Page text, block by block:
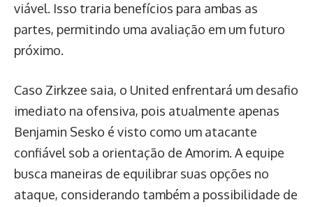
viável. Isso traria benefícios para ambas as
partes, permitindo uma avaliação em um futuro
próximo.
Caso Zirkzee saia, o United enfrentará um desafio
imediato na ofensiva, pois atualmente apenas
Benjamin Sesko é visto como um atacante
confiável sob a orientação de Amorim. A equipe
busca maneiras de equilibrar suas opções no
ataque, considerando também a possibilidade de